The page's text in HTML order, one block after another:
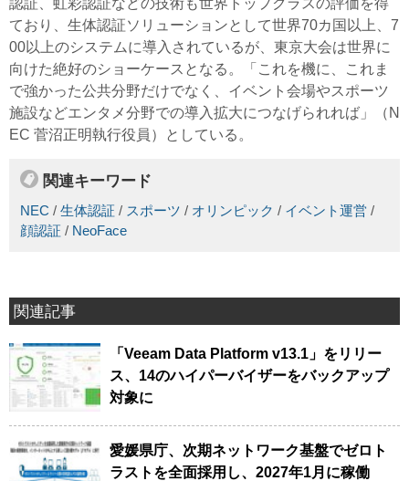
認証、虹彩認証などの技術も世界トップクラスの評価を得
ており、生体認証ソリューションとして世界70カ国以上、7
00以上のシステムに導入されているが、東京大会は世界に
向けた絶好のショーケースとなる。「これを機に、これま
で強かった公共分野だけでなく、イベント会場やスポーツ
施設などエンタメ分野での導入拡大につなげられれば」（N
EC 菅沼正明執行役員）としている。
関連キーワード
NEC / 生体認証 / スポーツ / オリンピック / イベント運営 /
顔認証 / NeoFace
関連記事
「Veeam Data Platform v13.1」をリリー
ス、14のハイパーバイザーをバックアップ
対象に
愛媛県庁、次期ネットワーク基盤でゼロト
ラストを全面採用し、2027年1月に稼働